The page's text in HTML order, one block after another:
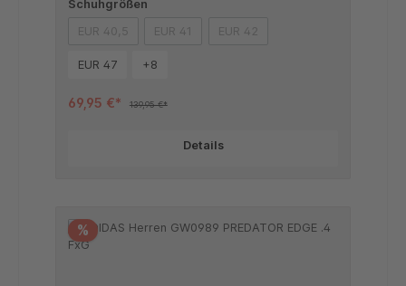
Schuhgrößen
EUR 40,5(Diese Option ist zurzeit nicht verfügbar.)
EUR 41(Diese Option ist zurzeit nicht verfügbar.)
EUR 42(Diese Option ist zurzeit nicht
EUR 47 +8
69,95 €* 139,95 €*
Details
%